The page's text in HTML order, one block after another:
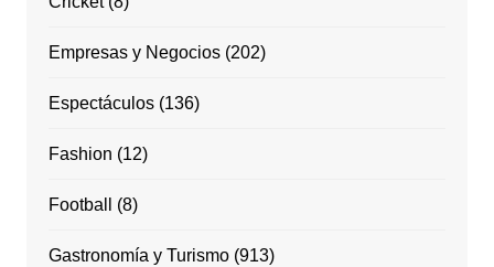
Empresas y Negocios(202)
Espectáculos(136)
Fashion (12)
Football (8)
Gastronomía y Turismo(913)